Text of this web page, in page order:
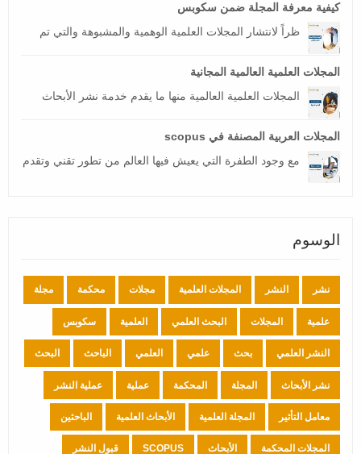
كيفية معرفة المجلة ضمن سكوبس
ظراً لانتشار المجلات العلمية الوهمية والمشبوهة والتي تم
المجلات العلمية العالمية المجانية
المجلات العلمية العالمية منها ما يقدم خدمة نشر الأبحاث
المجلات العربية المصنفة في scopus
مع وجود الطفرة التي يعيش فيها العالم من تطور تقني وتقدم
الوسوم
نشر النشر المجلات العلمية مجلات محكمة مجلة
علمية المجلات البحث العلمي العلمية سكوبس
النشر العلمي بحث علمي العلمي الباحث البحث
نشر الأبحاث المجلة المحكمة عملية عملية النشر
معامل التأثير المجلة العلمية الأبحاث العلمية الباحثين
المجلات المحكمة الأبحاث SCOPUS قبول النشر